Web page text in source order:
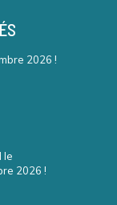
2026 !
le
2026 !